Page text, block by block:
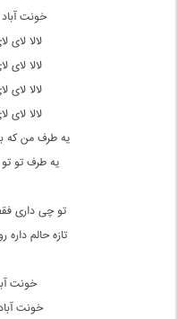
خونت
لالا لای
لالا لای
لالا لای
لالا لای
یه طرف من که
یه طرف تو تو
تو چی داری
تازه حالم داره
خونت
خونت